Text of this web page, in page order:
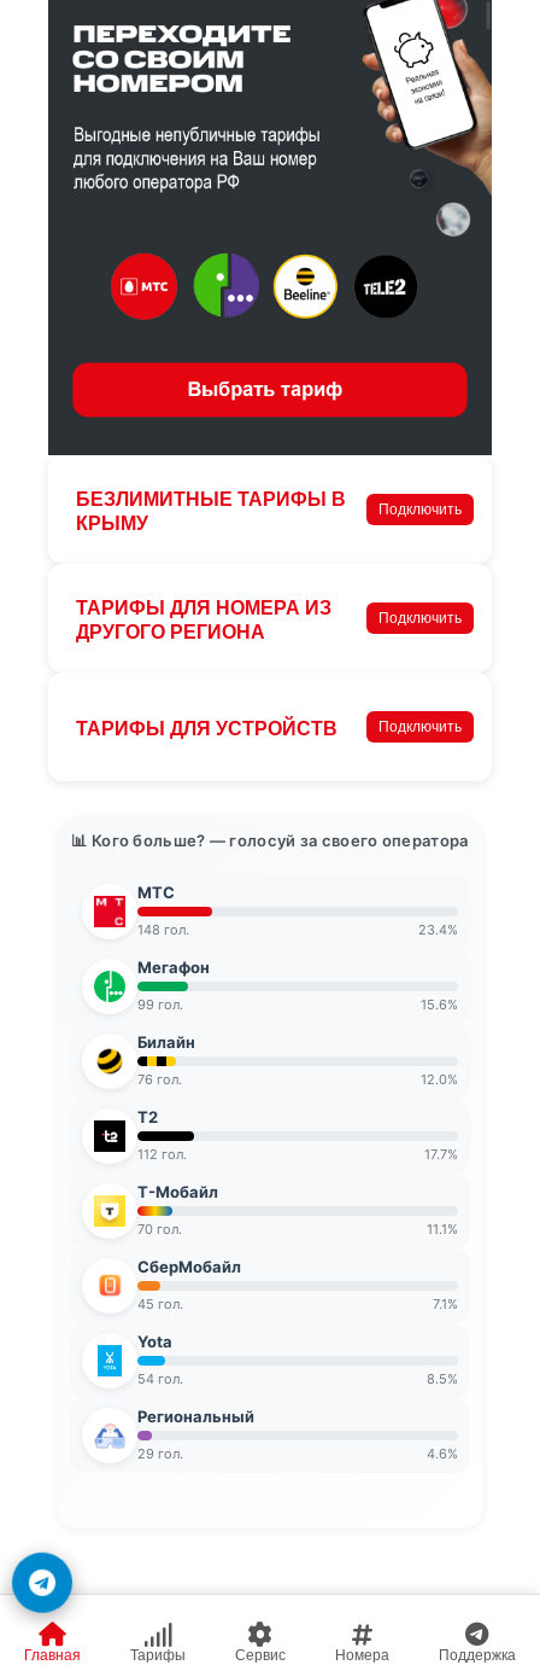
БЕЗЛИМИТНЫЕ ТАРИФЫ В
КРЫМУ
Подключить
ТАРИФЫ ДЛЯ НОМЕРА ИЗ
ДРУГОГО РЕГИОНА
Подключить
ТАРИФЫ ДЛЯ УСТРОЙСТВ Подключить
📊 Кого больше? — голосуй за своего оператора
МТС
148 гол. 23.4%
Мегафон
99 гол. 15.6%
Билайн
76 гол. 12.0%
T2
112 гол. 17.7%
Т-Мобайл
70 гол. 11.1%
СберМобайл
45 гол. 7.1%
Yota
54 гол. 8.5%
Региональный
29 гол. 4.6%
Главная Тарифы Сервис Номера Поддержка